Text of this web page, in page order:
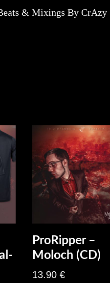
& Mixings By CrAzy
ProRipper –
Moloch (CD)
13.90€